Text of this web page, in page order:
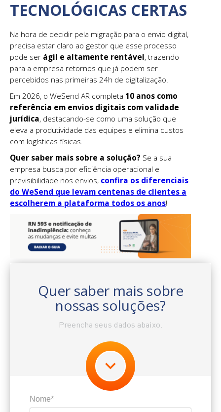
TECNOLÓGICAS CERTAS
Na hora de decidir pela migração para o envio digital,
precisa estar claro ao gestor que esse processo
pode ser ágil e altamente rentável, trazendo
para a empresa retornos que já podem ser
percebidos nas primeiras 24h de digitalização.
Em 2026, o WeSend AR completa 10 anos como
referência em envios digitais com validade
jurídica, destacando-se como uma solução que
eleva a produtividade das equipes e elimina custos
com logísticas físicas.
Quer saber mais sobre a solução? Se a sua
empresa busca por eficiência operacional e
previsibilidade nos envios, confira os diferenciais
do WeSend que levam centenas de clientes a
escolherem a plataforma todos os anos!
Quer saber mais sobre
nossas soluções?
Preencha seus dados abaixo.
Nome*